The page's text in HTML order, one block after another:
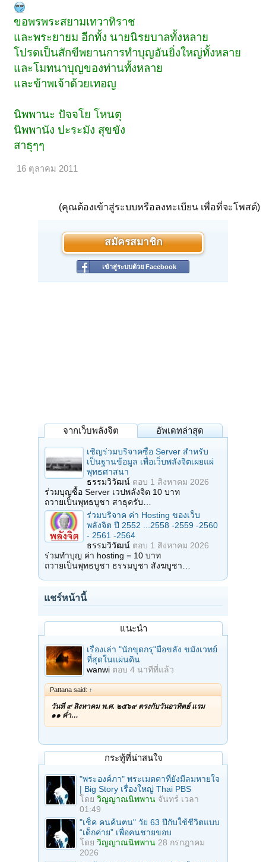
ขอพรพระสยามเทวาทิราช
และพระยายม อีกทั้ง นายนิรยบาลทั้งหลาย
โปรดเป็นสักขีพยานการทำบุญอันยิ่งใหญ่ทั้งหลาย
และโมทนาบุญของท่านทั้งหลาย
และข้าพเจ้าด้วยเทอญ
นิพพานะ ปัจจโย โหนตุ
นิพพานัง ปะระมัง สุขขัง
สาธุๆๆ
16 ตุลาคม 2011
(คุณต้องเข้าสู่ระบบหรือลงทะเบียน เพื่อที่จะโพสต์)
สมัครสมาชิก
เข้าสู่ระบบด้วย Facebook
จากเว็บพลังจิต อัพเดทล่าสุด
เชิญร่วมบริจาคซื้อ Server สำหรับ
เป็นฐานข้อมูล เพื่อเว็บพลังจิตเผยแผ่
พุทธศาสนา
ธรรมวิวัฒน์ ตอบ 1 สิงหาคม 2026
ร่วมบุญซื้อ Server เวปพลังจิต 10 บาท
ถวายเป็นพุทธบูชา สาธุครับ…
ร่วมบริจาค ค่า Hosting ของเว็บ
พลังจิต ปี 2552 ...2558 -2559 -2560
- 2561 -2564
ธรรมวิวัฒน์ ตอบ 1 สิงหาคม 2026
ร่วมทำบุญ ค่า hosting = 10 บาท
ถวายเป็นพุทธบูชา ธรรมบูชา สังฆบูชา…
แชร์หน้านี้
แนะนำ
เรื่องเล่า "นักขุดกรุ"มือขลัง ขมังเวทย์
ที่สุดในแผ่นดิน
wanwi ตอบ 4 นาทีที่แล้ว
Pattana said: ↑
วันที่ ๙ สิงหาคม พ.ศ. ๒๕๖๙ ตรงกับวันอาทิตย์ แรม
๑๑ ค่ำ…
กระทู้ที่น่าสนใจ
"พระองค์ภา" พระเมตตาที่ยังมีลมหายใจ
| Big Story เรื่องใหญ่ Thai PBS
โดย วิญญาณนิพพาน จันทร์ เวลา
01:49
"เช็ค คนค้นฅน" วัย 63 ปีกับใช้ชีวิตแบบ
“เด็กค่าย” เพื่อคนชายขอบ
โดย วิญญาณนิพพาน 28 กรกฎาคม
2026